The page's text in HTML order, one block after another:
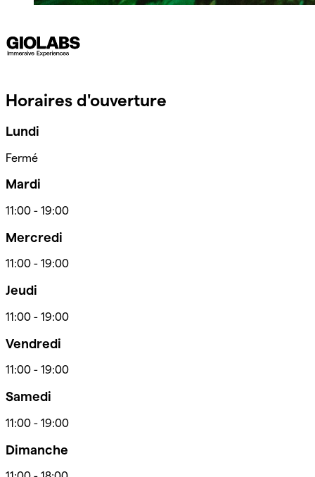
Horaires d'ouverture
Lundi
Fermé
Mardi
11:00 - 19:00
Mercredi
11:00 - 19:00
Jeudi
11:00 - 19:00
Vendredi
11:00 - 19:00
Samedi
11:00 - 19:00
Dimanche